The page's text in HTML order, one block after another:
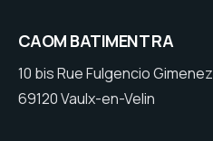
CAOM BATIMENT RA
10 bis Rue Fulgencio Gimenez
69120 Vaulx-en-Velin